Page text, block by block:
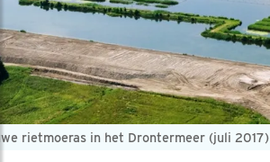
rietmoeras in het Drontermeer (juli 2017)